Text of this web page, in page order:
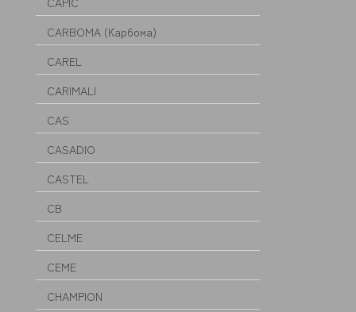
CARBOMA (Карбома)
CAREL
CARIMALI
CAS
CASADIO
CASTEL
CB
CELME
CEME
CHAMPION